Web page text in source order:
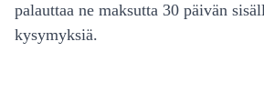
palauttaa ne maksutta 30 päivän
kysymyksiä.